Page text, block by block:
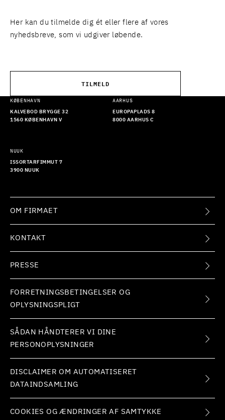
Her kan du tilmelde dig ét eller flere af vores
nyhedsbreve, som vi udgiver løbende.
TILMELD
KØBENHAVN
KALVEBOD BRYGGE 32
1560 KØBENHAVN V
AARHUS
EUROPAPLADS 8
8000 AARHUS C
NUUK
ISSORTARFIMMUT 7
3900 NUUK
OM FIRMAET
KONTAKT
PRESSE
FORRETNINGSBETINGELSER OG
OPLYSNINGSPLIGT
SÅDAN HÅNDTERER VI DINE
PERSONOPLYSNINGER
DISCLAIMER OM AUTOMATISERET
DATAINDSAMLING
COOKIES OG ÆNDRINGER AF SAMTYKKE